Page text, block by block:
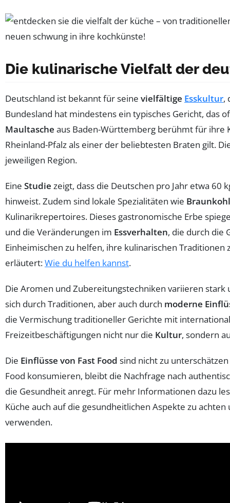
Die kulinarische Vielfalt der
Deutschland ist bekannt für seine vielfältige Esskultur,
Bundesland hat mindestens ein typisches Gericht,
Maultasche aus Baden-Württemberg berühmt für ihre
Rheinland-Pfalz als einer der beliebtesten Braten gilt.
jeweiligen Region.
Eine Studie zeigt, dass die Deutschen pro Jahr etwa 60
hinweist. Zudem sind lokale Spezialitäten wie Braunkohl
Kulinarikrepertoires. Dieses gastronomische Erbe
und die Veränderungen im Essverhalten, die durch die
Einheimischen zu helfen, ihre kulinarischen
erläutert:Wie du helfen kannst.
Die Aromen und Zubereitungstechniken variieren stark
sich durch Traditionen, aber auch durch moderne
die Vermischung traditioneller Gerichte mit
Freizeitbeschäftigungen nicht nur die Kultur, sondern
Die Einflüsse von Fast Food sind nicht zu
Food konsumieren, bleibt die Nachfrage nach
die Gesundheit anregt. Für mehr Informationen dazu
Küche auch auf die gesundheitlichen Aspekte zu
verwenden.